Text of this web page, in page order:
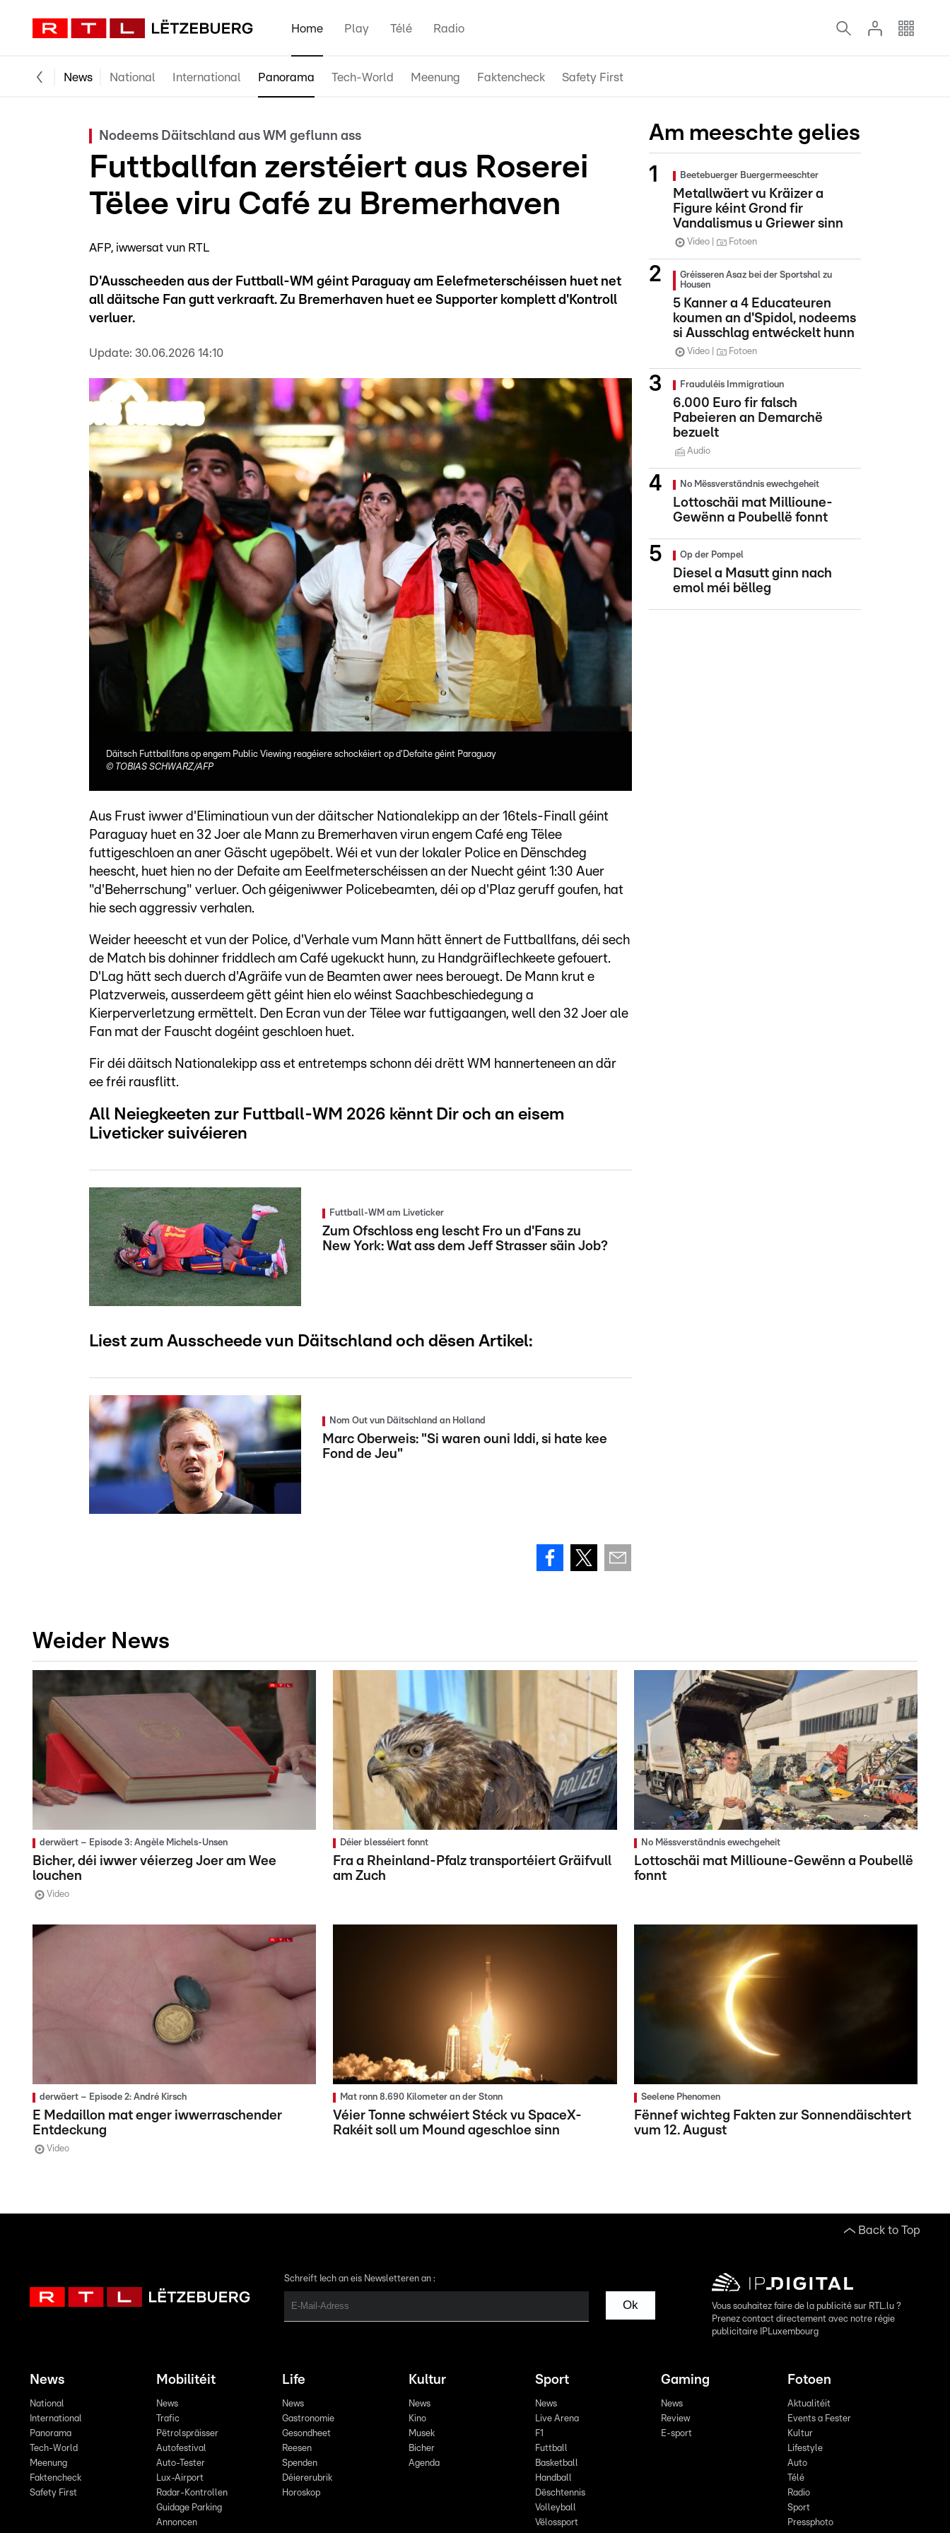
Home Play Télé Radio
News National International Panorama Tech-World Meenung Faktencheck Safety First
Nodeems Däitschland aus WM geflunn ass
Futtballfan zerstéiert aus Roserei
Tëlee viru Café zu Bremerhaven
AFP, iwwersat vun RTL
D'Ausscheeden aus der Futtball-WM géint Paraguay am Eelefmeterschéissen huet net
all däitsche Fan gutt verkraaft. Zu Bremerhaven huet ee Supporter komplett d'Kontroll
verluer.
Update: 30.06.2026 14:10
Däitsch Futtballfans op engem Public Viewing reagéiere schockéiert op d'Defaite géint Paraguay
© TOBIAS SCHWARZ/AFP
Aus Frust iwwer d'Eliminatioun vun der däitscher Nationalekipp an der 16tels-Finall géint
Paraguay huet en 32 Joer ale Mann zu Bremerhaven virun engem Café eng Tëlee
futtigeschloen an aner Gäscht ugepöbelt. Wéi et vun der lokaler Police en Dënschdeg
heescht, huet hien no der Defaite am Eeelfmeterschéissen an der Nuecht géint 1:30 Auer
"d'Beherrschung" verluer. Och géigeniwwer Policebeamten, déi op d'Plaz geruff goufen, hat
hie sech aggressiv verhalen.
Weider heeescht et vun der Police, d'Verhale vum Mann hätt ënnert de Futtballfans, déi sech
de Match bis dohinner friddlech am Café ugekuckt hunn, zu Handgräiflechkeete gefouert.
D'Lag hätt sech duerch d'Agräife vun de Beamten awer nees berouegt. De Mann krut e
Platzverweis, ausserdeem gëtt géint hien elo wéinst Saachbeschiedegung a
Kierperverletzung ermëttelt. Den Ecran vun der Tëlee war futtigaangen, well den 32 Joer ale
Fan mat der Fauscht dogéint geschloen huet.
Fir déi däitsch Nationalekipp ass et entretemps schonn déi drëtt WM hannerteneen an där
ee fréi rausflitt.
All Neiegkeeten zur Futtball-WM 2026 kënnt Dir och an eisem
Liveticker suivéieren
Futtball-WM am Liveticker
Zum Ofschloss eng lescht Fro un d'Fans zu
New York: Wat ass dem Jeff Strasser säin Job?
Liest zum Ausscheede vun Däitschland och dësen Artikel:
Nom Out vun Däitschland an Holland
Marc Oberweis: "Si waren ouni Iddi, si hate kee
Fond de Jeu"
Am meeschte gelies
Beetebuerger Buergermeeschter
Metallwäert vu Kräizer a
Figure kéint Grond fir
Vandalismus u Griewer sinn
Video Fotoen
Gréisseren Asaz bei der Sportshal zu
Housen
5 Kanner a 4 Educateuren
koumen an d'Spidol, nodeems
si Ausschlag entwéckelt hunn
Video Fotoen
Frauduléis Immigratioun
6.000 Euro fir falsch
Pabeieren an Demarchë
bezuelt
Audio
No Mëssverständnis ewechgeheit
Lottoschäi mat Millioune-
Gewënn a Poubellë fonnt
Op der Pompel
Diesel a Masutt ginn nach
emol méi bëlleg
Weider News
derwäert – Episode 3: Angèle Michels-Unsen
Bicher, déi iwwer véierzeg Joer am Wee
louchen
Video
Déier blesséiert fonnt
Fra a Rheinland-Pfalz transportéiert Gräifvull
am Zuch
No Mëssverständnis ewechgeheit
Lottoschäi mat Millioune-Gewënn a Poubellë
fonnt
derwäert – Episode 2: André Kirsch
E Medaillon mat enger iwwerraschender
Entdeckung
Video
Mat ronn 8.690 Kilometer an der Stonn
Véier Tonne schwéiert Stéck vu SpaceX-
Rakéit soll um Mound ageschloe sinn
Seelene Phenomen
Fënnef wichteg Fakten zur Sonnendäischtert
vum 12. August
Back to Top
Schreift Iech an eis Newsletteren an :
Ok
Vous souhaitez faire de la publicité sur RTL.lu ?
Prenez contact directement avec notre régie
publicitaire IPLuxembourg
News
National
International
Panorama
Tech-World
Meenung
Faktencheck
Safety First
Mobilitéit
News
Trafic
Pëtrolspräisser
Autofestival
Auto-Tester
Lux-Airport
Radar-Kontrollen
Guidage Parking
Annoncen
Life
News
Gastronomie
Gesondheet
Reesen
Spenden
Déiererubrik
Horoskop
Kultur
News
Kino
Musek
Bicher
Agenda
Sport
News
Live Arena
F1
Futtball
Basketball
Handball
Dëschtennis
Volleyball
Vëlossport
Gaming
News
Review
E-sport
Fotoen
Aktualitéit
Events a Fester
Kultur
Lifestyle
Auto
Télé
Radio
Sport
Pressphoto